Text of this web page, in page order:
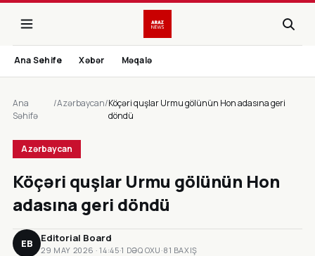
Ana Sehife Xəbər Məqalə
Ana
Səhifə
/Azərbaycan/Köçəri quşlar Urmu gölünün Hon adasına geri
döndü
Azərbaycan
Köçəri quşlar Urmu gölünün Hon
adasına geri döndü
EB Editorial Board
29 MAY 2026 · 14:45·1 DƏQ OXU ·81 BAXIŞ